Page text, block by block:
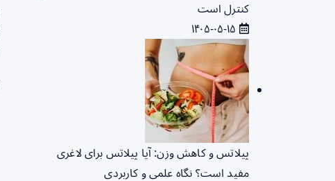
کنترل است
پیلاتس و کاهش وزن: آیا پیلاتس برای لاغری
مفید است؟ نگاه علمی و کاربردی